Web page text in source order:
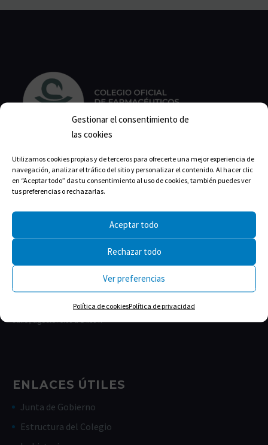
Gestionar el consentimiento de
las cookies
Utilizamos cookies propias y de terceros para ofrecerte una mejor experiencia de
navegación, analizar el tráfico del sitio y personalizar el contenido. Al hacer clic
en “Aceptar todo” das tu consentimiento al uso de cookies, también puedes ver
tus preferencias o rechazarlas.
Aceptar todo
Rechazar todo
Ver preferencias
Política de cookiesPolítica de privacidad
Calle Isabel la Católica, 22
11004 Cádiz
Correo:cofcadiz@redfarma.org
Teléfono:
Tardes: 17:00-19:00
Viernes de 9:00-14:00
Julio, agosto: 9:00 a 14:00 h
ENLACES ÚTILES
Junta de Gobierno
Estructura del Colegio